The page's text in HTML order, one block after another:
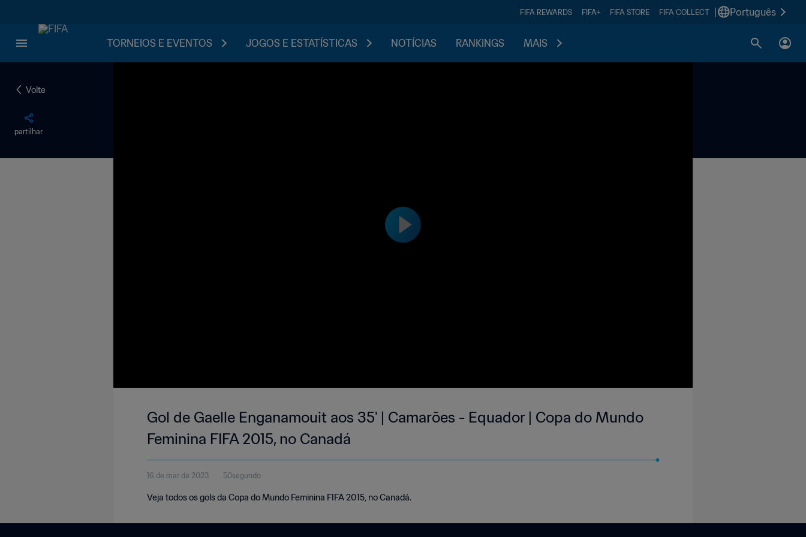
FIFA REWARDS FIFA+ FIFA STORE FIFA COLLECT Português
TORNEIOS E EVENTOS JOGOS E ESTATÍSTICAS NOTÍCIAS RANKINGS MAIS
Volte
partilhar
Gol de Gaelle Enganamouit aos 35' | Camarões - Equador | Copa do Mundo
Feminina FIFA 2015, no Canadá
16 de mar de 2023 50segundo
Veja todos os gols da Copa do Mundo Feminina FIFA 2015, no Canadá.